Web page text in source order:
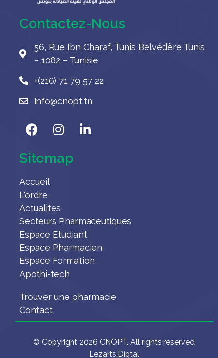
Contactez-Nous
56, Rue Ibn Charaf, Tunis Belvédère Tunis
– 1082 – Tunisie
+(216) 71 79 57 22
info@cnopt.tn
Sitemap
Accueil
L'ordre
Actualités
Secteurs Pharmaceutiques
Espace Etudiant
Espace Pharmacien
Espace Formation
Apothi-tech
Trouver une pharmacie
Contact
© Copyright 2026 CNOPT. All rights reserved
Lezarts.Digtal